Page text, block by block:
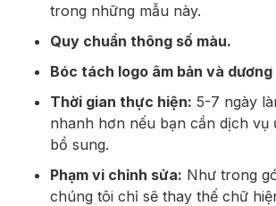
trong những mẫu này.
Quy chuẩn thông số màu.
Bóc tách logo âm bản và dương
Thời gian thực hiện: 5-7 ngày
nhanh hơn nếu bạn cần dịch vụ
bổ sung.
Phạm vi chỉnh sửa: Như trong
chúng tôi chỉ sẽ thay thế chữ